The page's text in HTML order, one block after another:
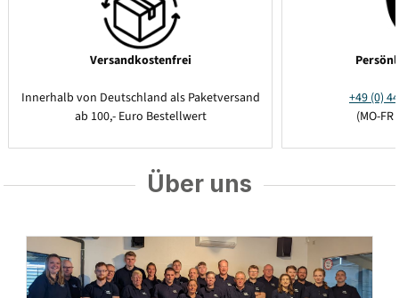
Versandkostenfrei
Innerhalb von Deutschland als Paketversand
ab 100,- Euro Bestellwert
+49 (0)
(MO-
Über uns